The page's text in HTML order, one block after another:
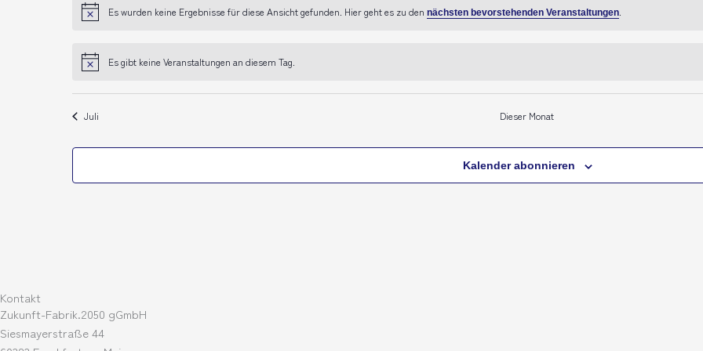
HinweisEs wurden keine Ergebnisse für diese Ansicht gefunden. Hier geht es zu den nächsten bevorstehenden Veranstaltungen.
HinweisEs gibt keine Veranstaltungen an diesem Tag.
Juli Dieser Monat
Kalender abonnieren
Kontakt
Zukunft-Fabrik.2050 gGmbH
Siesmayerstraße 44